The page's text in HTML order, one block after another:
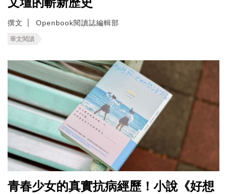
撰文 Openbook閱讀誌編輯部
華文閱讀
青春少女的真實抗病經歷！小說《好想